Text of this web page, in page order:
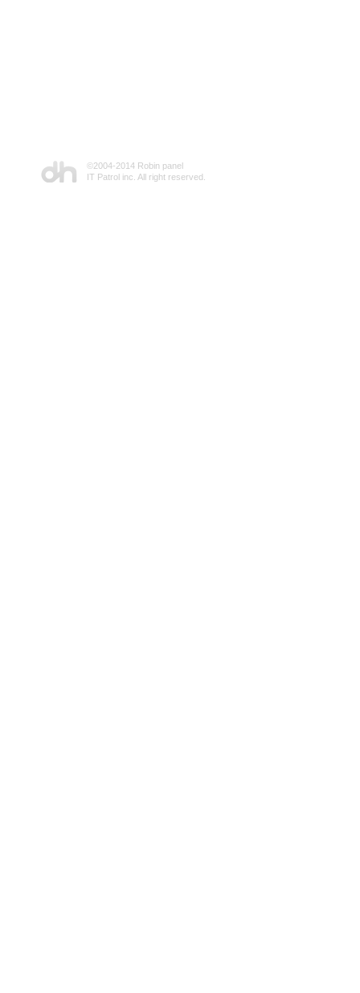
©2004-2014 Robin panel
IT Patrol inc. All right reserved.